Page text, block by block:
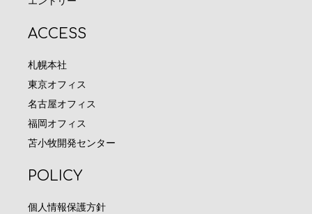
ACCESS
札幌本社
東京オフィス
名古屋オフィス
福岡オフィス
苫小牧開発センター
POLICY
個人情報保護方針